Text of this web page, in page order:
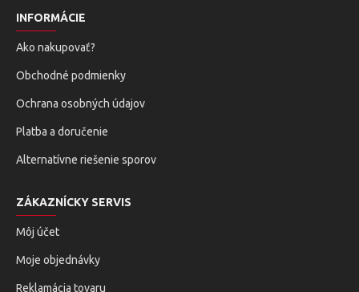
INFORMÁCIE
Ako nakupovať?
Obchodné podmienky
Ochrana osobných údajov
Platba a doručenie
Alternatívne riešenie sporov
ZÁKAZNÍCKY SERVIS
Môj účet
Moje objednávky
Reklamácia tovaru